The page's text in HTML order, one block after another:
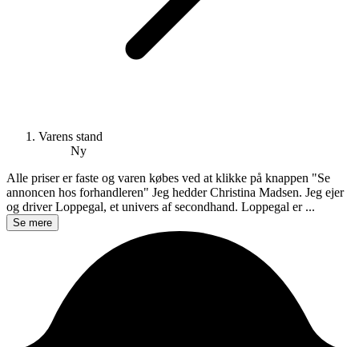
Varens stand
Ny
Alle priser er faste og varen købes ved at klikke på knappen "Se
annoncen hos forhandleren" Jeg hedder Christina Madsen. Jeg ejer
og driver Loppegal, et univers af secondhand. Loppegal er ...
Se mere